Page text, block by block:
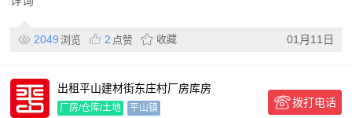
2049 浏览 2 点赞 收藏 01月11日
出租平山建材街东庄村厂房库房
厂房/仓库/土地 平山镇 拨打电话